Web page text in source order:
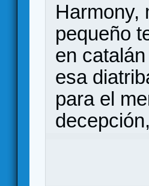
Harmony,
pequeño
en
esa
para el